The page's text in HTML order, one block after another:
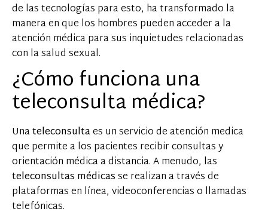
de las tecnologías para esto, ha transformado la
manera en que los hombres pueden acceder a la
atención médica para sus inquietudes relacionadas
con la salud sexual.
¿Cómo funciona una
teleconsulta médica?
Unateleconsultaes un servicio de atención medica
que permite a los pacientes recibir consultas y
orientación médica a distancia. A menudo, las
teleconsultas médicasse realizan a través de
plataformas en línea, videoconferencias o llamadas
telefónicas.